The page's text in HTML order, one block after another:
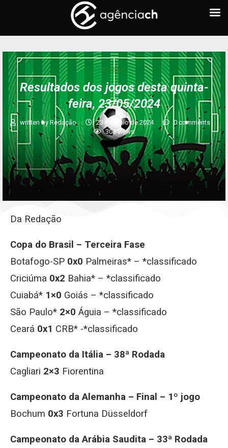
FUTEBOL
Resultados dos jogos desta quinta-
feira, 23/05/2024
written by Redação 23 de maio de 2024
0 comments
308views
Da Redação
Copa do Brasil – Terceira Fase
Botafogo-SP 0x0 Palmeiras* – *classificado
Criciúma 0x2 Bahia* – *classificado
Cuiabá* 1×0 Goiás – *classificado
São Paulo* 2×0 Águia – *classificado
Ceará 0x1 CRB* -*classificado
Campeonato da Itália – 38ª Rodada
Cagliari 2×3 Fiorentina
Campeonato da Alemanha – Final – 1º jogo
Bochum 0x3 Fortuna Düsseldorf
Campeonato da Arábia Saudita – 33ª Rodada